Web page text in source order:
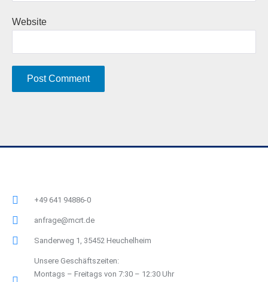
Website
+49 641 94886-0
anfrage@mcrt.de
Sanderweg 1, 35452 Heuchelheim
Unsere Geschäftszeiten:
Montags – Freitags von 7:30 – 12:30 Uhr